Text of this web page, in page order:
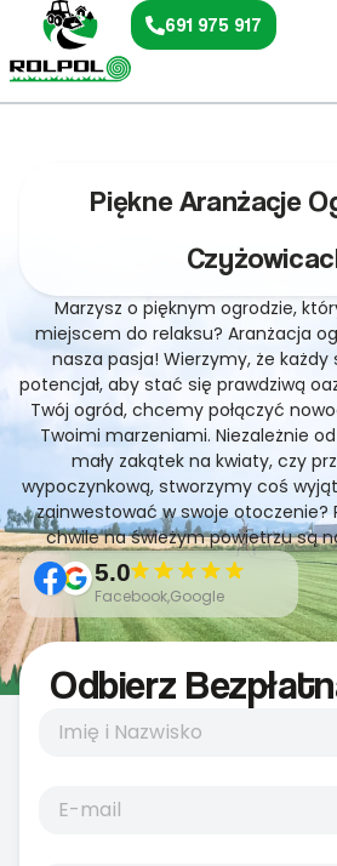
691 975 917
Piękne Aranżacje
Marzysz o pięknym ogrodzie,
miejscem do relaksu? Aranżacja
nasza pasja! Wierzymy, że każdy
potencjał, aby stać się prawdziwą
Twój ogród, chcemy połączyć
Twoimi marzeniami. Niezależnie
mały zakątek na kwiaty, czy
wypoczynkową, stworzymy coś
zainwestować w swoje otoczenie?
chwile na świeżym powietrzu są
5.0
Facebook,Google
Odbierz